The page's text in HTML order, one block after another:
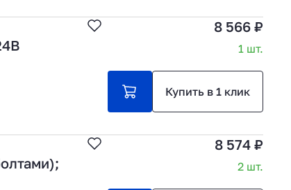
8 566 ₽
1 шт.
Купить в 1 клик
8 574 ₽
2 шт.